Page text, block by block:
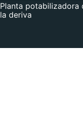
Planta potabilizadora
la deriva